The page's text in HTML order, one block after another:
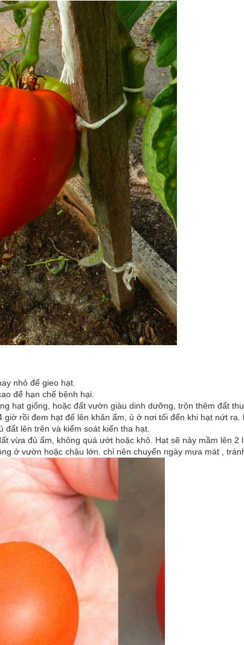
nhỏ để gieo hạt.
để hạn chế bệnh hại.
hạt giống, hoặc đất vườn giàu dinh dưỡng, trộn thêm đất
rồi đem hạt để lên khăn ẩm, ủ ở nơi tối đến khi hạt nứt
lên trên và kiểm soát kiến tha hạt.
vừa đủ ẩm, không quá ướt hoặc khô. Hạt sẽ nảy mầm lên
ở vườn hoặc chậu lớn. chỉ nên chuyển ngày mưa mát ,